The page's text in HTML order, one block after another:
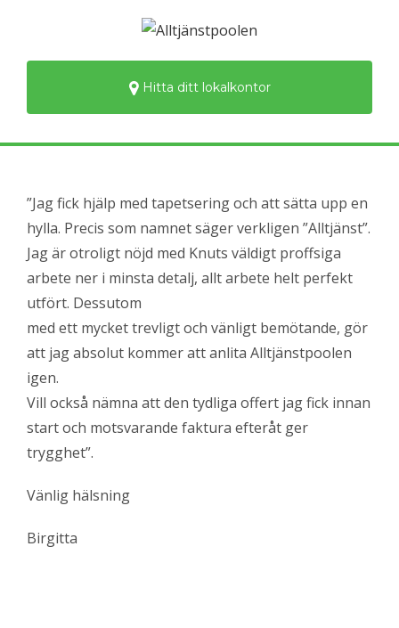
Hitta ditt lokalkontor
”Jag fick hjälp med tapetsering och att sätta upp en
hylla. Precis som namnet säger verkligen ”Alltjänst”.
Jag är otroligt nöjd med Knuts väldigt proffsiga
arbete ner i minsta detalj, allt arbete helt perfekt
utfört. Dessutom
med ett mycket trevligt och vänligt bemötande, gör
att jag absolut kommer att anlita Alltjänstpoolen
igen.
Vill också nämna att den tydliga offert jag fick innan
start och motsvarande faktura efteråt ger
trygghet”.
Vänlig hälsning
Birgitta